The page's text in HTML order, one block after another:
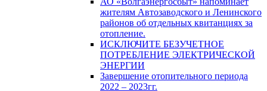
жителям Автозаводского и Ленинского
районов об отдельных квитанциях за
отопление.
ИСКЛЮЧИТЕ БЕЗУЧЕТНОЕ
ПОТРЕБЛЕНИЕ ЭЛЕКТРИЧЕСКОЙ
ЭНЕРГИИ
Завершение отопительного периода
2022 – 2023гг.